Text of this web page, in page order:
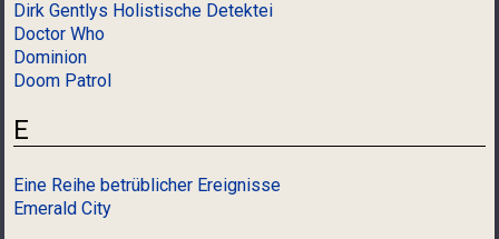
Dirk Gentlys Holistische Detektei
Doctor Who
Dominion
Doom Patrol
E
Eine Reihe betrüblicher Ereignisse
Emerald City